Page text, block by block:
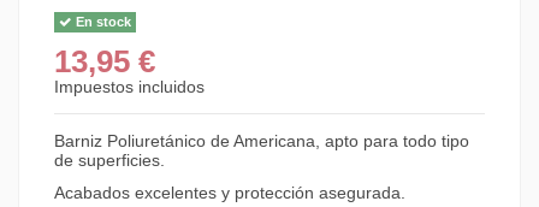
En stock
13,95 €
Impuestos incluidos
Barniz Poliuretánico de Americana, apto para todo tipo
de superficies.
Acabados excelentes y protección asegurada.